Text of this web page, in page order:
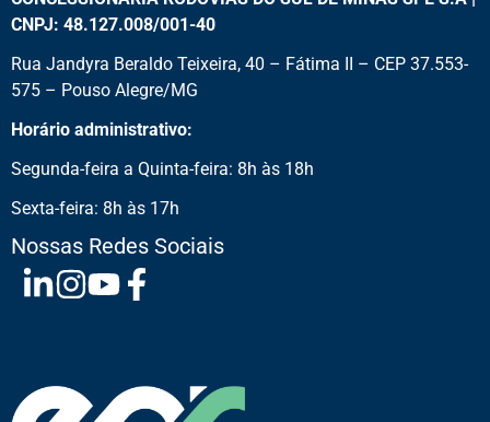
CNPJ: 48.127.008/001-40
Rua Jandyra Beraldo Teixeira, 40 – Fátima II – CEP 37.553-
575 – Pouso Alegre/MG
Horário administrativo:
Segunda-feira a Quinta-feira: 8h às 18h
Sexta-feira: 8h às 17h
Nossas Redes Sociais